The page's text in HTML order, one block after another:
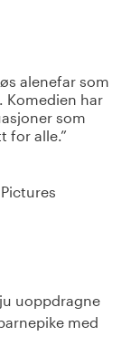
alenefar som
Komedien har
som
for alle.
uoppdragne
med